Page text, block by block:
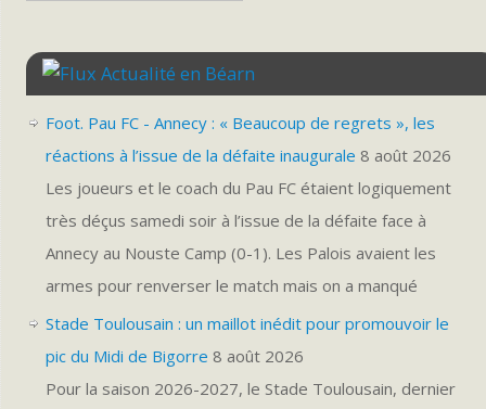
Actualité en Béarn
Foot. Pau FC - Annecy : « Beaucoup de regrets », les
réactions à l’issue de la défaite inaugurale 8 août 2026
Les joueurs et le coach du Pau FC étaient logiquement
très déçus samedi soir à l’issue de la défaite face à
Annecy au Nouste Camp (0-1). Les Palois avaient les
armes pour renverser le match mais on a manqué
Stade Toulousain : un maillot inédit pour promouvoir le
pic du Midi de Bigorre 8 août 2026
Pour la saison 2026-2027, le Stade Toulousain, dernier